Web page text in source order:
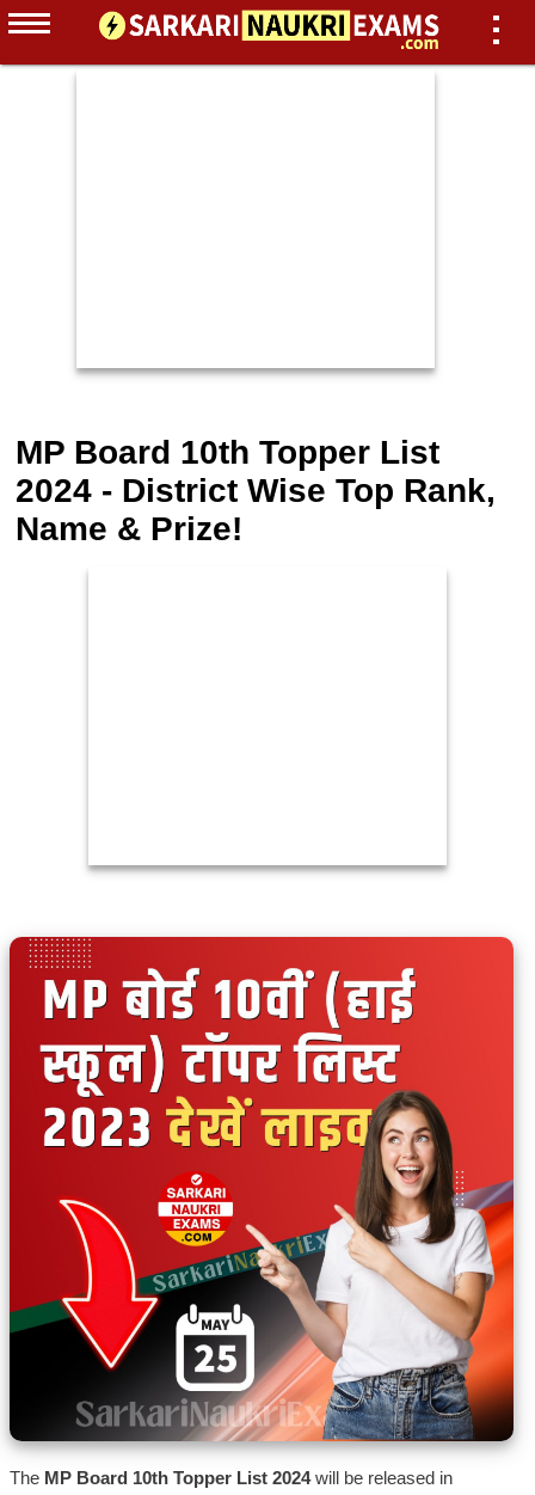
MP Board 10th Topper List
2024 - District Wise Top Rank,
Name & Prize!
The MP Board 10th Topper List 2024will be released in